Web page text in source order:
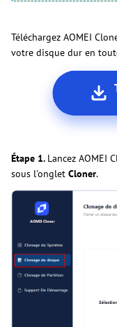
Téléchargez AOMEI
votre disque dur en
Étape 1. Lancez AOMEI
sous l'onglet Cloner.